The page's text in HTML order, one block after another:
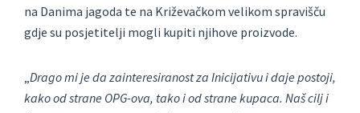
na Danima jagoda te na Križevačkom velikom spravišču
gdje su posjetitelji mogli kupiti njihove proizvode.
„Drago mi je da zainteresiranost za Inicijativu i daje postoji,
kako od strane OPG-ova, tako i od strane kupaca. Naš cilj i